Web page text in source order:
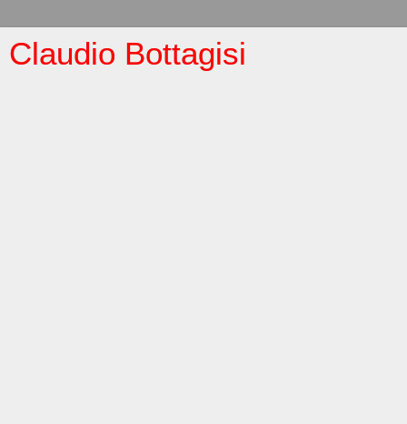
Claudio Bottagisi